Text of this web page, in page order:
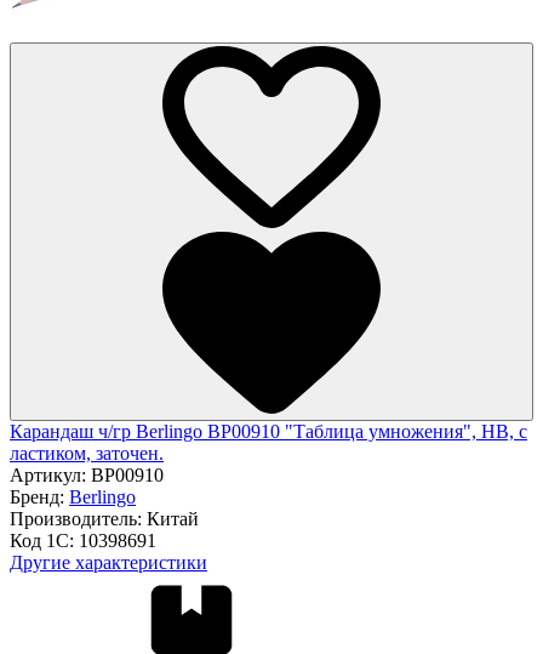
Карандаш ч/гр Berlingo BP00910 "Таблица умножения", HB, c
ластиком, заточен.
Артикул: BP00910
Бренд: Berlingo
Производитель: Китай
Код 1С: 10398691
Другие характеристики